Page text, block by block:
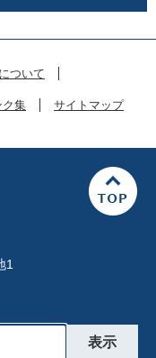
ついて
ク集 サイトマップ
1